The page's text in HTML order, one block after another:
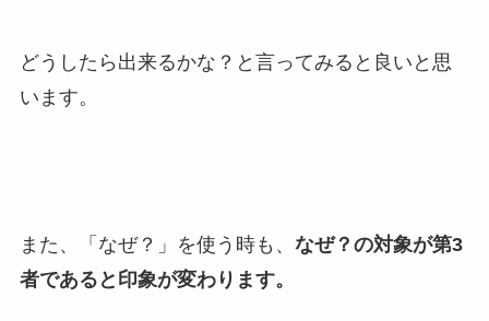
どうしたら出来るかな？と言ってみると良いと思
います。
また、「なぜ？」を使う時も、 なぜ？の対象が第3
者であると印象が変わります。